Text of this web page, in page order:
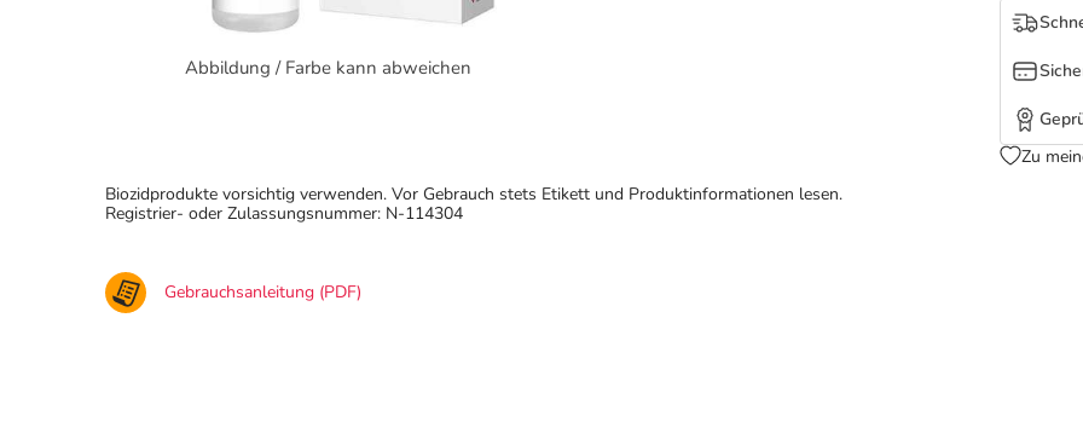
Abbildung / Farbe kann abweichen
Zu
Biozidprodukte vorsichtig verwenden. Vor Gebrauch stets Etikett und Produktinformationen lesen.
Registrier- oder Zulassungsnummer: N-114304
Gebrauchsanleitung (PDF)